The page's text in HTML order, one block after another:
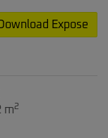
Download Expose
m2